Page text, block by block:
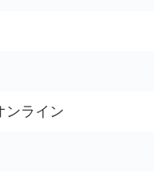
ンライン